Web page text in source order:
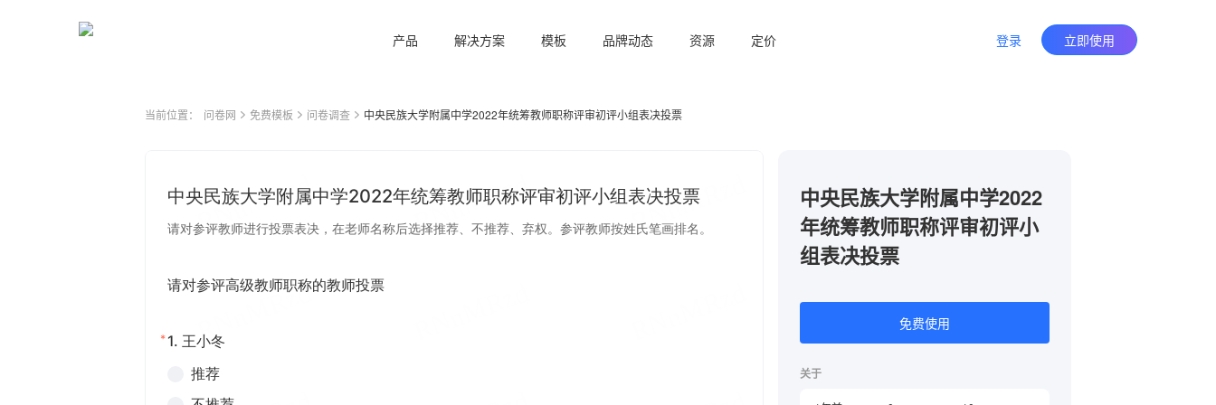
产品 解决方案 模板 品牌动态 资源 定价 登录 立即使用
当前位置： 问卷网 免费模板 问卷调查 中央民族大学附属中学2022年统筹教师职称评审初评小组表决投票
中央民族大学附属中学2022
年统筹教师职称评审初评小
组表决投票
免费使用
关于